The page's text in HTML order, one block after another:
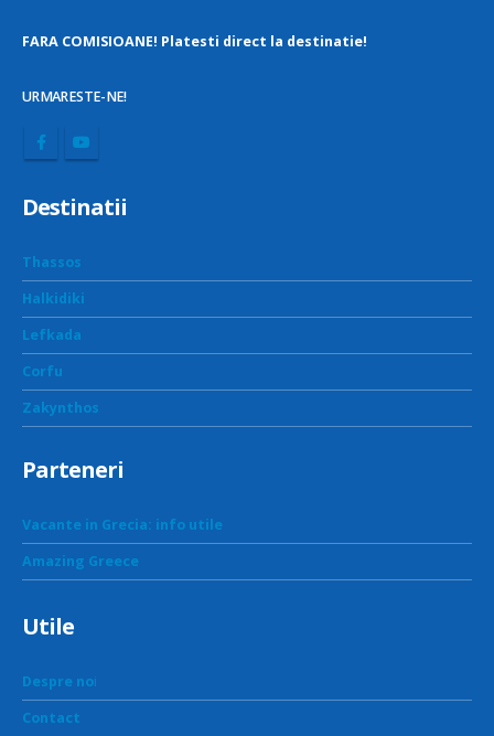
FARA COMISIOANE! Platesti direct la destinatie!
URMARESTE-NE!
Destinatii
Thassos
Halkidiki
Lefkada
Corfu
Zakynthos
Parteneri
Vacante in Grecia: info utile
Amazing Greece
Utile
Despre noi
Contact